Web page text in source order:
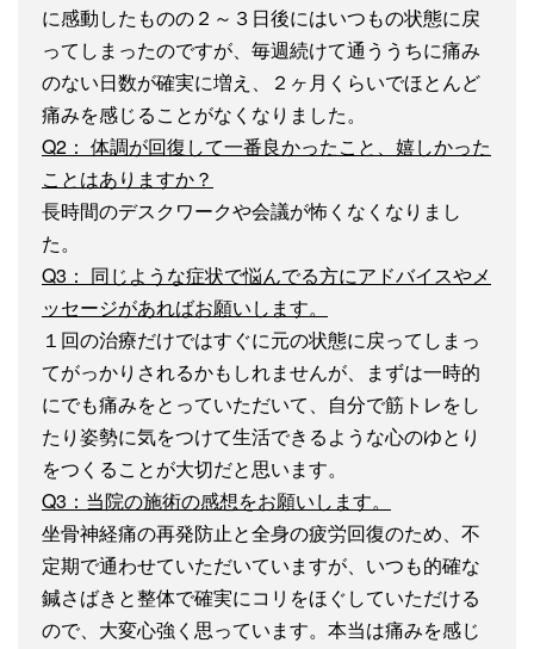
に感動したものの２～３日後にはいつもの状態に戻
ってしまったのですが、毎週続けて通ううちに痛み
のない日数が確実に増え、２ヶ月くらいでほとんど
痛みを感じることがなくなりました。
Q2： 体調が回復して一番良かったこと、嬉しかった
ことはありますか？
長時間のデスクワークや会議が怖くなくなりまし
た。
Q3： 同じような症状で悩んでる方にアドバイスやメ
ッセージがあればお願いします。
１回の治療だけではすぐに元の状態に戻ってしまっ
てがっかりされるかもしれませんが、まずは一時的
にでも痛みをとっていただいて、自分で筋トレをし
たり姿勢に気をつけて生活できるような心のゆとり
をつくることが大切だと思います。
Q3：当院の施術の感想をお願いします。
坐骨神経痛の再発防止と全身の疲労回復のため、不
定期で通わせていただいていますが、いつも的確な
鍼さばきと整体で確実にコリをほぐしていただける
ので、大変心強く思っています。本当は痛みを感じ